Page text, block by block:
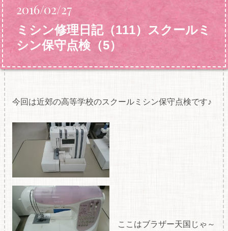
2016/02/27
ミシン修理日記（111）スクールミ
シン保守点検（5）
今回は近郊の高等学校のスクールミシン保守点検です♪
ここはブラザー天国じゃ～